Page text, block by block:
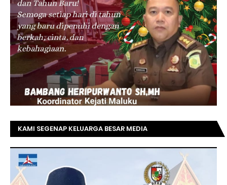
KAMI SEGENAP KELUARGA BESAR MEDIA
BAPAK ACHMAD FAISAL REZ